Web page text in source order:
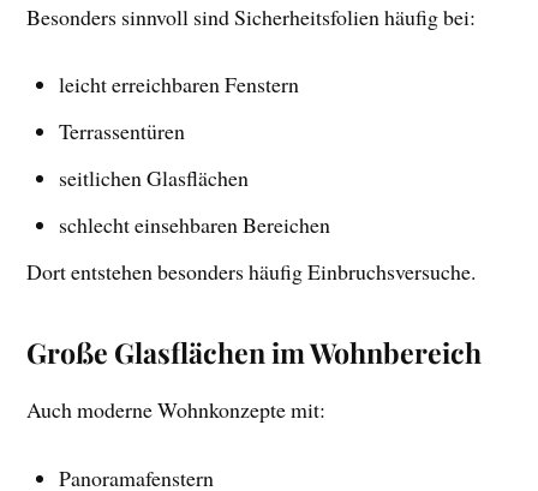
Besonders sinnvoll sind Sicherheitsfolien häufig bei:
leicht erreichbaren Fenstern
Terrassentüren
seitlichen Glasflächen
schlecht einsehbaren Bereichen
Dort entstehen besonders häufig Einbruchsversuche.
Große Glasflächen im Wohnbereich
Auch moderne Wohnkonzepte mit:
Panoramafenstern